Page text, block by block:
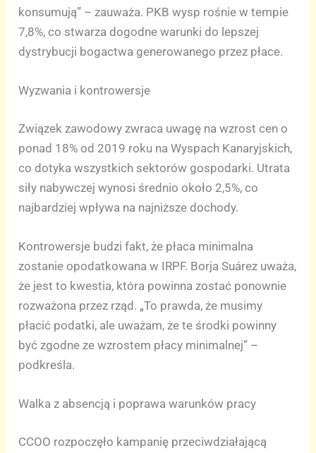
konsumują” – zauważa. PKB wysp rośnie w tempie
7,8%, co stwarza dogodne warunki do lepszej
dystrybucji bogactwa generowanego przez płace.
Wyzwania i kontrowersje
Związek zawodowy zwraca uwagę na wzrost cen o
ponad 18% od 2019 roku na Wyspach Kanaryjskich,
co dotyka wszystkich sektorów gospodarki. Utrata
siły nabywczej wynosi średnio około 2,5%, co
najbardziej wpływa na najniższe dochody.
Kontrowersje budzi fakt, że płaca minimalna
zostanie opodatkowana w IRPF. Borja Suárez uważa,
że jest to kwestia, która powinna zostać ponownie
rozważona przez rząd. „To prawda, że musimy
płacić podatki, ale uważam, że te środki powinny
być zgodne ze wzrostem płacy minimalnej” –
podkreśla.
Walka z absencją i poprawa warunków pracy
CCOO rozpoczęło kampanię przeciwdziałającą